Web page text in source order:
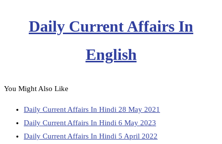
Daily Current Affairs In
English
You Might Also Like
Daily Current Affairs In Hindi 28 May 2021
Daily Current Affairs In Hindi 6 May 2023
Daily Current Affairs In Hindi 5 April 2022